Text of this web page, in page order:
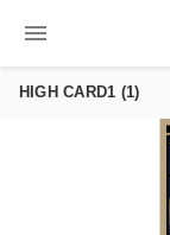
menu
HIGH CARD1 (1)